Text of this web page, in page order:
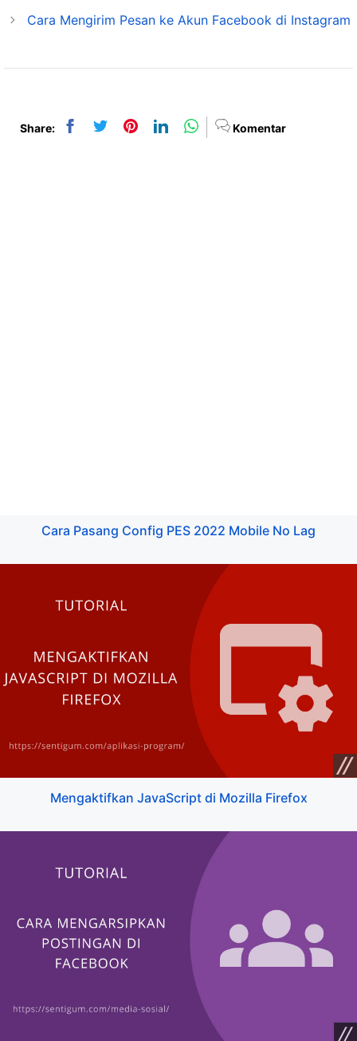
Cara Mengirim Pesan ke Akun Facebook di Instagram
Share: Komentar
Cara Pasang Config PES 2022 Mobile No Lag
Mengaktifkan JavaScript di Mozilla Firefox